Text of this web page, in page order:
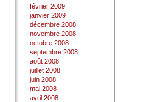
février 2009
janvier 2009
décembre 2008
novembre 2008
octobre 2008
septembre 2008
août 2008
juillet 2008
juin 2008
mai 2008
avril 2008